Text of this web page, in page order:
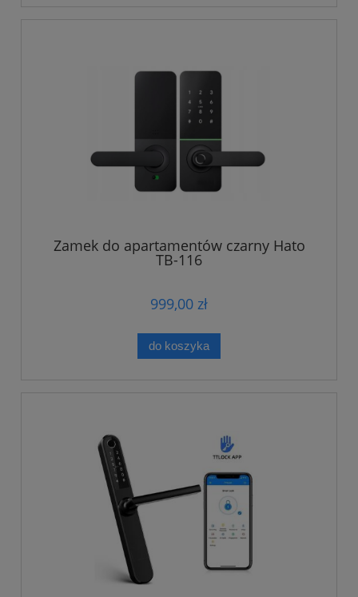
Zamek do apartamentów czarny Hato
TB-116
999,00 zł
do koszyka